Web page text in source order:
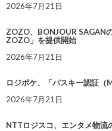
2026年7月21日
ZOZO、BONJOUR SAGAN
ZOZO」を提供開始
2026年7月21日
ロジポケ、「パスキー認証（
2026年7月21日
NTTロジスコ、エンタメ物